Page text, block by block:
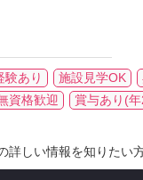
験あり 施設見学OK
資格歓迎
賞与あり(年
しい情報を知りたい方